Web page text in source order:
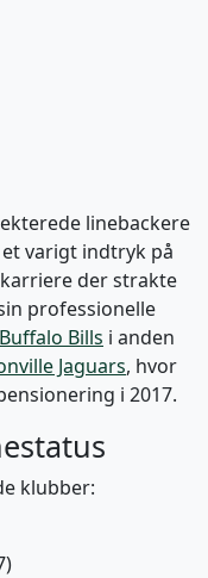
linebackere
et varigt indtryk på
der strakte
professionelle
Buffalo Bills i anden
Jaguars, hvor
i 2017.
klubber: